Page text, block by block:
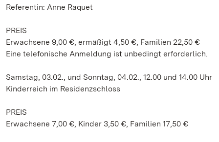
Referentin: Anne Raquet
PREIS
Erwachsene 9,00 €, ermäßigt 4,50 €, Familien 22,50 €
Eine telefonische Anmeldung ist unbedingt erforderlich.
Samstag, 03.02., und Sonntag, 04.02., 12.00 und 14.00 Uhr
Kinderreich im Residenzschloss
PREIS
Erwachsene 7,00 €, Kinder 3,50 €, Familien 17,50 €